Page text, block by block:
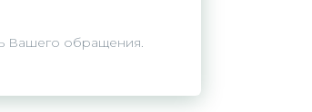
Вашего обращения.